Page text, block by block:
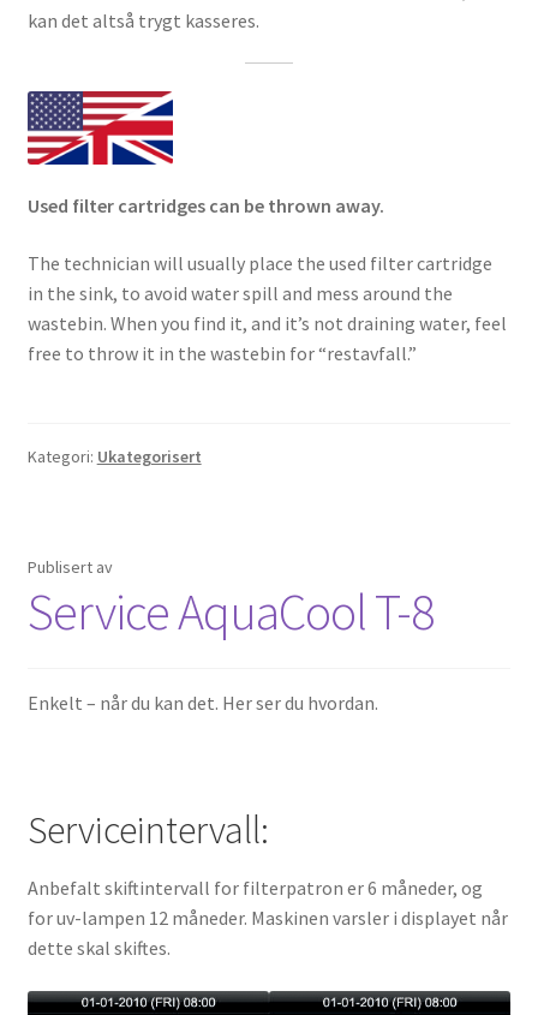
kan det altså trygt kasseres.
Used filter cartridges can be thrown away.
The technician will usually place the used filter cartridge
in the sink, to avoid water spill and mess around the
wastebin. When you find it, and it’s not draining water, feel
free to throw it in the wastebin for “restavfall.”
Kategori: Ukategorisert
Publisert av
Service AquaCool T-8
Enkelt – når du kan det. Her ser du hvordan.
Serviceintervall:
Anbefalt skiftintervall for filterpatron er 6 måneder, og
for uv-lampen 12 måneder. Maskinen varsler i displayet når
dette skal skiftes.